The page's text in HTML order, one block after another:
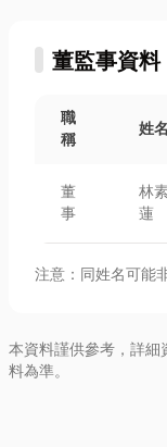
董監事資料
職
稱
姓名
董
事
林
蓮
注意：同姓名可能
本資料謹供參考，詳細
料為準。